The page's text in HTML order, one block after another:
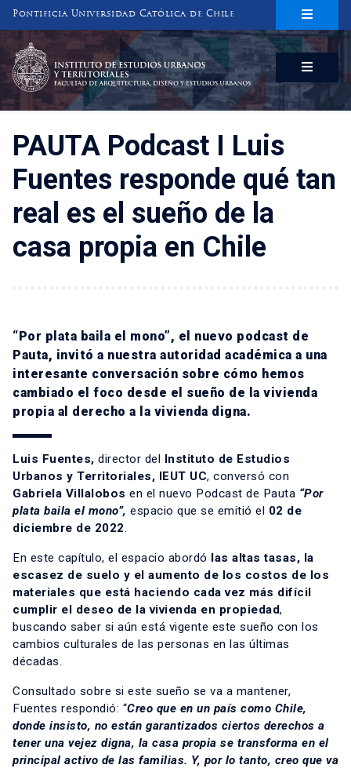
Pontificia Universidad Católica de Chile
INSTITUTO DE ESTUDIOS URBANOS
Y TERRITORIALES
FACULTAD DE ARQUITECTURA, DISEÑO Y ESTUDIOS URBANOS
PAUTA Podcast I Luis
Fuentes responde qué tan
real es el sueño de la
casa propia en Chile
“Por plata baila el mono”, el nuevo podcast de
Pauta, invitó a nuestra autoridad académica a una
interesante conversación sobre cómo hemos
cambiado el foco desde el sueño de la vivienda
propia al derecho a la vivienda digna.
Luis Fuentes, director del Instituto de Estudios
Urbanos y Territoriales, IEUT UC, conversó con
Gabriela Villalobos en el nuevo Podcast de Pauta “Por
plata baila el mono”, espacio que se emitió el 02 de
diciembre de 2022.
En este capítulo, el espacio abordó las altas tasas, la
escasez de suelo y el aumento de los costos de los
materiales que está haciendo cada vez más difícil
cumplir el deseo de la vivienda en propiedad,
buscando saber si aún está vigente este sueño con los
cambios culturales de las personas en las últimas
décadas.
Consultado sobre si este sueño se va a mantener,
Fuentes respondió: “Creo que en un país como Chile,
donde insisto, no están garantizados ciertos derechos a
tener una vejez digna, la casa propia se transforma en el
principal activo de las familias. Y, por lo tanto, creo que va